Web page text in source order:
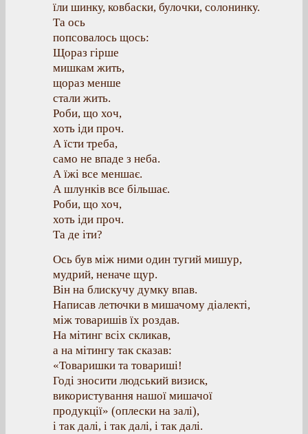
їли шинку, ковбаски, булочки, солонинку.
Та ось
попсовалось щось:
Щораз гірше
мишкам жить,
щораз менше
стали жить.
Роби, що хоч,
хоть іди проч.
А їсти треба,
само не впаде з неба.
А їжі все меншає.
А шлунків все більшає.
Роби, що хоч,
хоть іди проч.
Та де іти?
Ось був між ними один тугий мишур,
мудрий, неначе щур.
Він на блискучу думку впав.
Написав летючки в мишачому діалекті,
між товаришів їх роздав.
На мітинг всіх скликав,
а на мітингу так сказав:
«Товаришки та товариші!
Годі зносити людський визиск,
використування нашої мишачої
продукції» (оплески на залі),
і так далі, і так далі, і так далі.